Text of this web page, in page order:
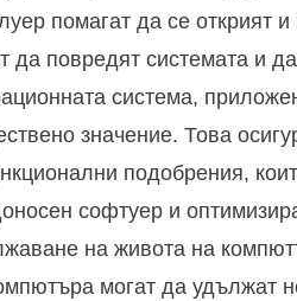
помагат да се открият
да повредят системата и
система,
значение. Това
подобрения,
софтуер и
на живота на
могат да удължат